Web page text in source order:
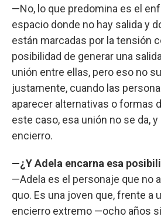
—No, lo que predomina es el
espacio donde no hay salida y
están marcadas por la tensión
posibilidad de generar una
unión entre ellas, pero eso no
justamente, cuando las
aparecer alternativas o formas
este caso, esa unión no se da,
encierro.
—¿Y Adela encarna esa
—Adela es el personaje que no
quo. Es una joven que, frente a
encierro extremo —ocho años